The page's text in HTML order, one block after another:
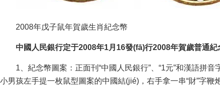
2008年戊子鼠年賀歲生肖紀念幣
中國人民銀行定于2008年1月16發(fā)行2008年賀歲普通紀
1、紀念幣圖案：正面刊“中國人民銀行”、“1元”和漢語拼
小男孩左手提一枚鼠型圖案的中國結(jié)，右手拿一串“財”字鞭炮